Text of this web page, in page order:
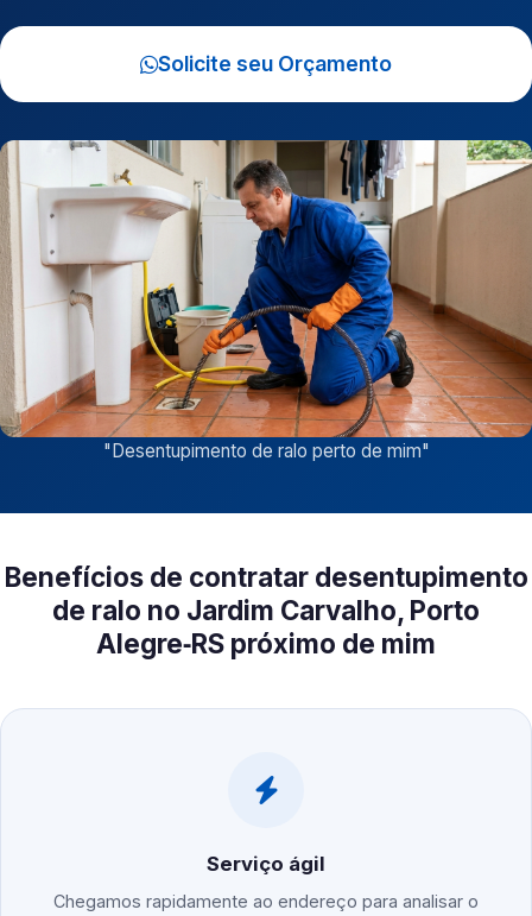
Solicite seu Orçamento
"Desentupimento de ralo perto de mim"
Benefícios de contratar desentupimento
de ralo no Jardim Carvalho, Porto
Alegre‑RS próximo de mim
Serviço ágil
Chegamos rapidamente ao endereço para analisar o